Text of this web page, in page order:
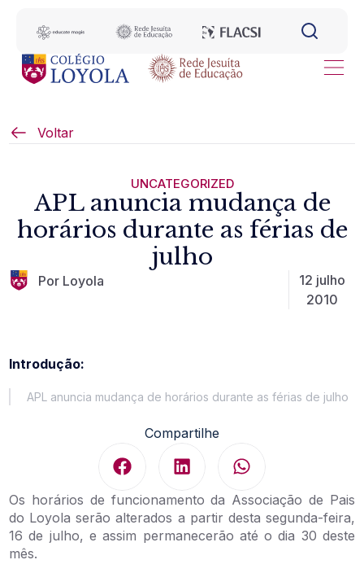
Voltar
UNCATEGORIZED
APL anuncia mudança de
horários durante as férias de
julho
Por Loyola
12 julho
2010
Introdução:
APL anuncia mudança de horários durante as férias de julho
Compartilhe
Os horários de funcionamento da Associação de Pais
do Loyola serão alterados a partir desta segunda-feira,
16 de julho, e assim permanecerão até o dia 30 deste
mês.